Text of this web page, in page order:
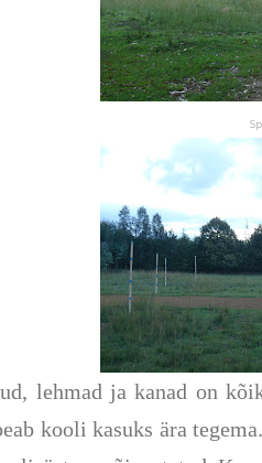
lehmad ja kanad on
kooli kasuks ära